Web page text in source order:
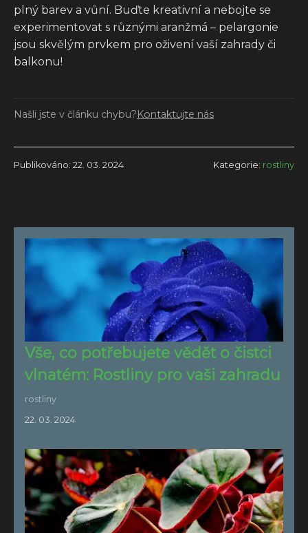
plný barev a vůní. Buďte kreativní a nebojte se
experimentovat s různými aranžmá – pelargonie
jsou skvělým prvkem pro oživení vaší zahrady či
balkonu!
Našli jste v článku chybu?Kontaktujte nás
Publikováno: 22. 03. 2024 Kategorie: rostliny
Vše, co potřebujete vědět o čistci
vlnatém: Rostliny pro vaši zahradu
rostliny
22. 03. 2024